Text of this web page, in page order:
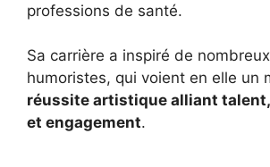
professions de santé.
Sa carrière a inspiré de
humoristes, qui voient en elle un
réussite artistique alliant
et engagement.